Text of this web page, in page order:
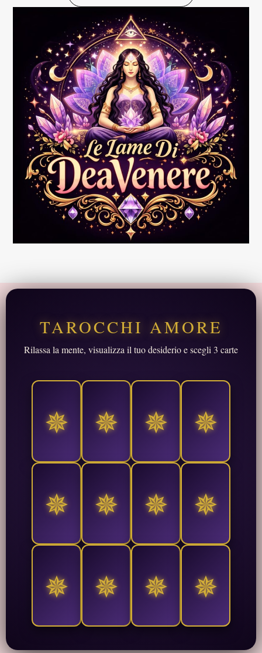
TAROCCHI AMORE
Rilassa la mente, visualizza il tuo desiderio e scegli 3 carte